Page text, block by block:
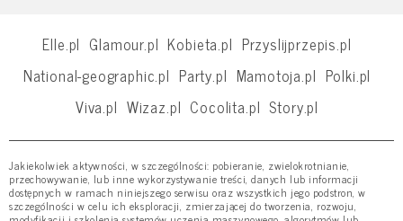
Elle.pl Glamour.pl Kobieta.pl Przyslijprzepis.pl
National-geographic.pl Party.pl Mamotoja.pl Polki.pl
Viva.pl Wizaz.pl Cocolita.pl Story.pl
Jakiekolwiek aktywności, w szczególności: pobieranie, zwielokrotnianie,
przechowywanie, lub inne wykorzystywanie treści, danych lub informacji
dostępnych w ramach niniejszego serwisu oraz wszystkich jego podstron, w
szczególności w celu ich eksploracji, zmierzającej do tworzenia, rozwoju,